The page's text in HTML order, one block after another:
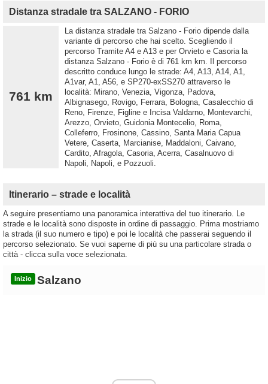
Distanza stradale tra SALZANO - FORIO
761 km
La distanza stradale tra Salzano - Forio dipende dalla
variante di percorso che hai scelto. Scegliendo il
percorso Tramite A4 e A13 e per Orvieto e Casoria la
distanza Salzano - Forio è di 761 km km. Il percorso
descritto conduce lungo le strade: A4, A13, A14, A1,
A1var, A1, A56, e SP270-exSS270 attraverso le
località: Mirano, Venezia, Vigonza, Padova,
Albignasego, Rovigo, Ferrara, Bologna, Casalecchio di
Reno, Firenze, Figline e Incisa Valdarno, Montevarchi,
Arezzo, Orvieto, Guidonia Montecelio, Roma,
Colleferro, Frosinone, Cassino, Santa Maria Capua
Vetere, Caserta, Marcianise, Maddaloni, Caivano,
Cardito, Afragola, Casoria, Acerra, Casalnuovo di
Napoli, Napoli, e Pozzuoli.
Itinerario – strade e località
A seguire presentiamo una panoramica interattiva del tuo itinerario. Le
strade e le località sono disposte in ordine di passaggio. Prima mostriamo
la strada (il suo numero e tipo) e poi le località che passerai seguendo il
percorso selezionato. Se vuoi saperne di più su una particolare strada o
città - clicca sulla voce selezionata.
Inizio Salzano